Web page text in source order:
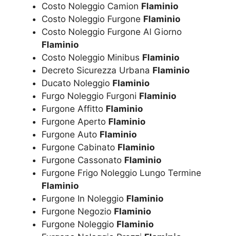
Costo Noleggio Camion Flaminio
Costo Noleggio Furgone Flaminio
Costo Noleggio Furgone Al Giorno
Flaminio
Costo Noleggio Minibus Flaminio
Decreto Sicurezza Urbana Flaminio
Ducato Noleggio Flaminio
Furgo Noleggio Furgoni Flaminio
Furgone Affitto Flaminio
Furgone Aperto Flaminio
Furgone Auto Flaminio
Furgone Cabinato Flaminio
Furgone Cassonato Flaminio
Furgone Frigo Noleggio Lungo Termine
Flaminio
Furgone In Noleggio Flaminio
Furgone Negozio Flaminio
Furgone Noleggio Flaminio